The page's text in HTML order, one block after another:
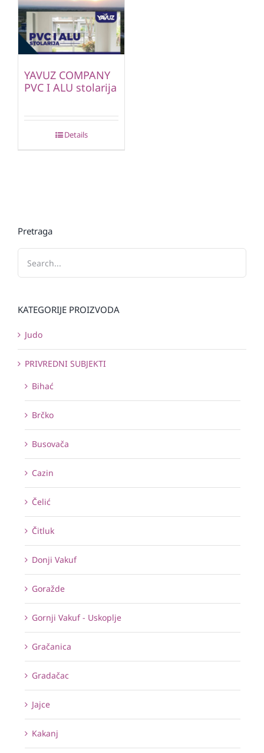
YAVUZ COMPANY
PVC I ALU stolarija
Details
Pretraga
KATEGORIJE PROIZVODA
Judo
PRIVREDNI SUBJEKTI
Bihać
Brčko
Busovača
Cazin
Čelić
Čitluk
Donji Vakuf
Goražde
Gornji Vakuf - Uskoplje
Gračanica
Gradačac
Jajce
Kakanj